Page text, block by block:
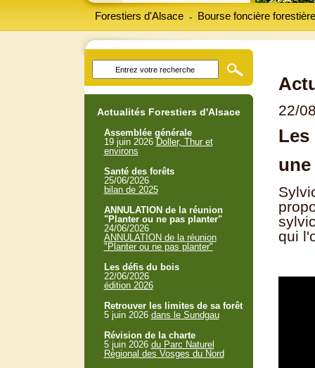
Forestiers d'Alsace Bourse foncière forestière
-
22/
Les
qui
Actualités Forestiers d'Alsace
Assemblée générale
19 juin 2026 Doller, Thur et
environs
Santé des forêts
25/06/2026
bilan de 2025
ANNULATION de la réunion
"Planter ou ne pas planter"
24/06/2026
ANNULATION de la réunion
"Planter ou ne pas planter"
Les défis du bois
22/06/2026
édition 2026
Retrouver les limites de sa forêt
5 juin 2026 dans le Sundgau
Révision de la charte
5 juin 2026 du Parc Naturel
Régional des Vosges du Nord